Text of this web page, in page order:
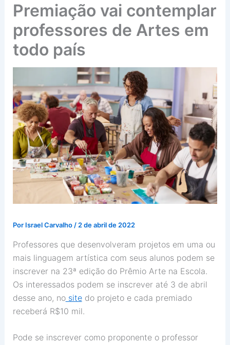
Premiação vai contemplar
professores de Artes em
todo país
Por Israel Carvalho / 2 de abril de 2022
Professores que desenvolveram projetos em uma ou
mais linguagem artística com seus alunos podem se
inscrever na 23ª edição do Prêmio Arte na Escola.
Os interessados podem se inscrever até 3 de abril
desse ano, nositedo projeto e cada premiado
receberá R$10 mil.
Pode se inscrever como proponente o professor